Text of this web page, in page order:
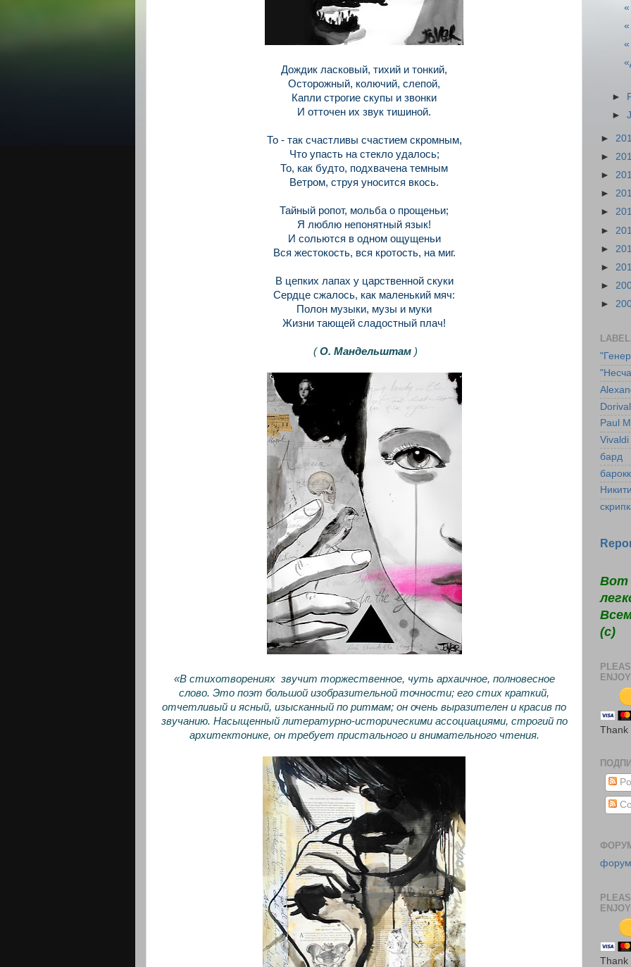
Дождик ласковый, тихий и тонкий,
Осторожный, колючий, слепой,
Капли строгие скупы и звонки
И отточен их звук тишиной.
То - так счастливы счастием скромным,
Что упасть на стекло удалось;
То, как будто, подхвачена темным
Ветром, струя уносится вкось.
Тайный ропот, мольба о прощеньи;
Я люблю непонятный язык!
И сольются в одном ощущеньи
Bся жестокость, вся кротость, на миг.
В цепких лапах у царственной скуки
Сердце сжалось, как маленький мяч:
Полон музыки, музы и муки
Жизни тающей сладостный плач!
(О. Мандельштам )
«В стихотворениях звучит торжественное, чуть архаичное, полновесное
слово. Это поэт большой изобразительной точности; его стих краткий,
отчетливый и ясный, изысканный по ритмам; он очень выразителен и красив по
звучанию. Насыщенный литературно-историческими ассоциациями, строгий по
архитектонике, он требует пристального и внимательного чтения.
«
«
►
►
►
►
►
►
►
►
►
►
►
►
Paul
Vivaldi
бард
Вот
(c)
Thank
форум
Thank